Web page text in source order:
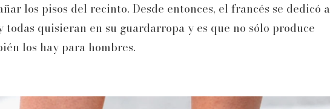
los pisos del recinto. Desde entonces, el francés se dedicó a
todas quisieran en su guardarropa y es que no sólo produce
los hay para hombres.